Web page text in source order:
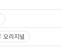
오리지널